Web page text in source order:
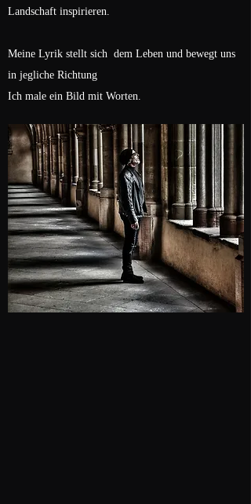
Landschaft inspirieren.
Meine Lyrik stellt sich dem Leben und bewegt uns
in jegliche Richtung
Ich male ein Bild mit Worten.